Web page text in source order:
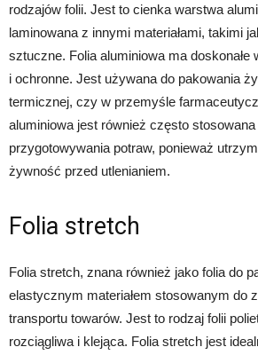
rodzajów folii. Jest to cienka warstwa
laminowana z innymi materiałami, takimi
sztuczne. Folia aluminiowa ma doskonałe
i ochronne. Jest używana do pakowania
termicznej, czy w przemyśle
aluminiowa jest również często
przygotowywania potraw, ponieważ
żywność przed utlenianiem.
Folia stretch
Folia stretch, znana również jako folia do
elastycznym materiałem stosowanym do
transportu towarów. Jest to rodzaj folii
rozciągliwa i klejąca. Folia stretch jest